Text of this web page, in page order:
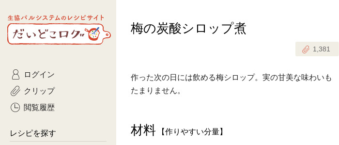
生協パルシステムのレシピ
サイト
だいどこログ
梅の炭酸シロップ煮
1,381
作った次の日には飲める梅シロップ。実の甘美な味わいも
たまりません。
材料 【作りやすい分量】
ログイン
クリップ
閲覧履歴
レシピを探す
ひとさじのときめき時間
おきらくだ 1歳半からの幼児食
主菜
常備菜・作りおき お弁当
コトコト
yumyumいっしょごはん
乾物屋さん